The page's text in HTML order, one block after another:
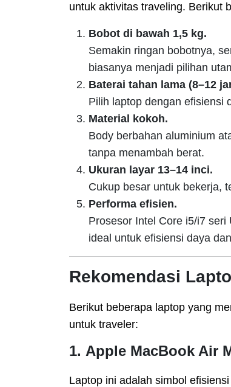
untuk aktivitas traveling. Berikut
Bobot di bawah 1,5 kg.
Semakin ringan bobotnya,
biasanya menjadi pilihan
Baterai tahan lama (8–12
Pilih laptop dengan efisiensi
Material kokoh.
Body berbahan aluminium
tanpa menambah berat.
Ukuran layar 13–14 inci.
Cukup besar untuk bekerja,
Performa efisien.
Prosesor Intel Core i5/i7
ideal untuk efisiensi daya
Rekomendasi
Berikut beberapa laptop yang
untuk traveler:
1. Apple MacBook Air
Laptop ini adalah simbol